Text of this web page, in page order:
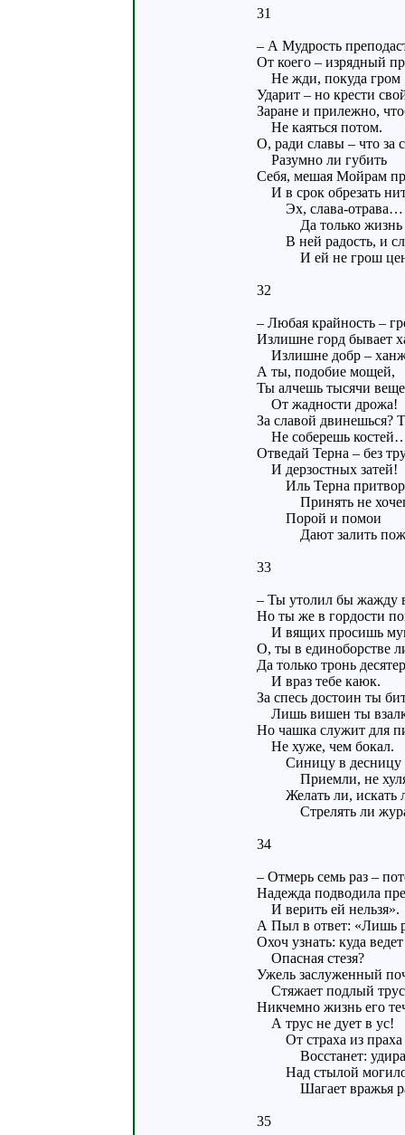
31
– А Мудрость
От коего – изрядный
Не жди, покуда гром
Ударит – но крести
Заране и прилежно,
Не каяться потом.
О, ради славы – что за
Разумно ли губить
Себя, мешая Мойрам
И в срок обрезать
Эх, слава-отрава…
Да только жизнь
В ней радость, и
И ей не грош
32
– Любая крайность –
Излишне горд бывает
Излишне добр –
А ты, подобие мощей,
Ты алчешь тысячи
От жадности дрожа!
За славой двинешься?
Не соберешь
Отведай Терна – без
И дерзостных затей!
Иль Терна
Принять не
Порой и помои
Дают залить
33
– Ты утолил бы жажду
Но ты же в гордости
И вящих просишь
О, ты в единоборстве
Да только тронь
И враз тебе каюк.
За спесь достоин ты
Лишь вишен ты
Но чашка служит для
Не хуже, чем бокал.
Синицу в десницу
Приемли, не
Желать ли, искать
Стрелять ли
34
– Отмерь семь раз –
Надежда подводила
И верить ей нельзя».
А Пыл в ответ: «Лишь
Охоч узнать: куда ведет
Опасная стезя?
Ужель заслуженный
Стяжает подлый
Никчемно жизнь его
А трус не дует в ус!
От страха из праха
Восстанет:
Над стылой
Шагает вражья
35